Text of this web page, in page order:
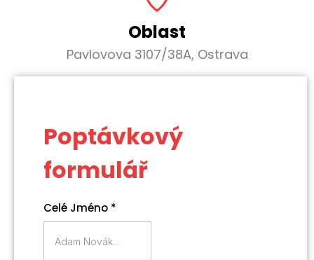
Oblast
Pavlovova 3107/38A, Ostrava
Poptávkový
formulář
Celé Jméno *